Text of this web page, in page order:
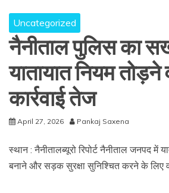
Uncategorized
नैनीताल पुलिस का
यातायात नियम तोड़ने
कार्रवाई तेज
April 27, 2026 Pankaj Saxena
स्थान : नैनीतालब्यूरो रिपोर्ट नैनीताल जनपद में
बनाने और सड़क सुरक्षा सुनिश्चित करने के लिए